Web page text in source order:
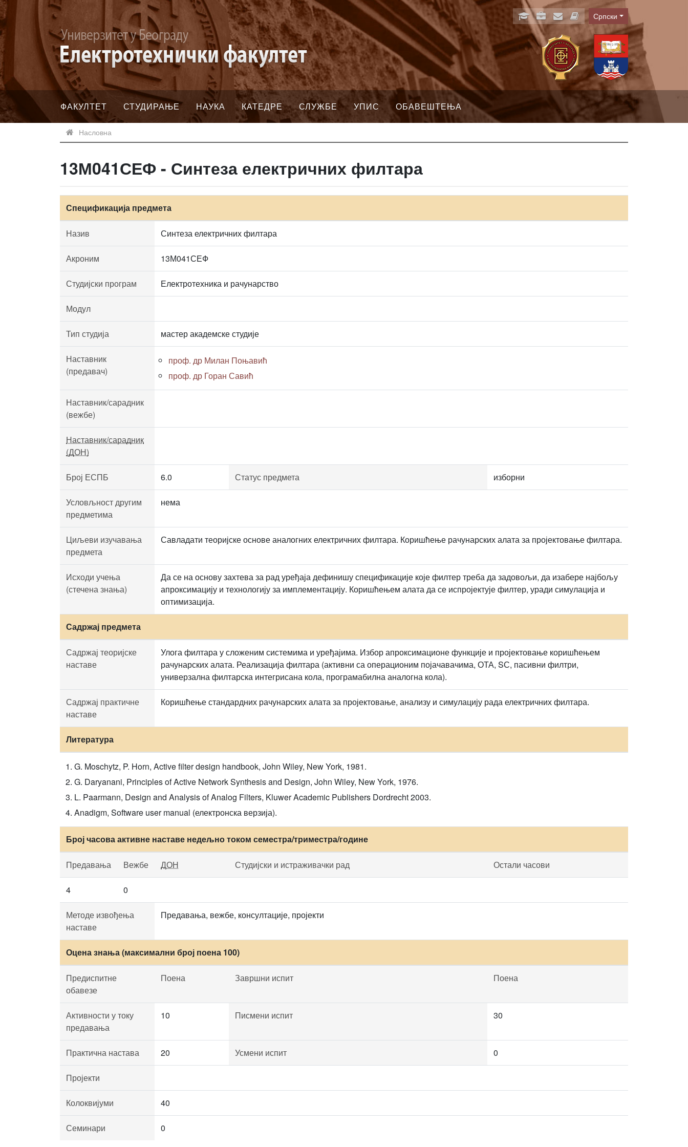
Language
Српски
ФАКУЛТЕТ СТУДИРАЊЕ НАУКА КАТЕДРЕ СЛУЖБЕ УПИС ОБАВЕШТЕЊА
Насловна
13М041СЕФ - Синтеза електричних филтара
Спецификација предмета
Назив Синтеза електричних филтара
Акроним 13М041СЕФ
Студијски програм Електротехника и рачунарство
Модул
Тип студија мастер академске студије
Наставник
(предавач)
проф. др Милан Поњавић
проф. др Горан Савић
Наставник/сарадник
(вежбе)
Наставник/сарадник
(ДОН)
Број ЕСПБ 6.0 Статус предмета изборни
Условљност другим
предметима
нема
Циљеви изучавања
предмета
Савладати теоријске основе аналогних електричних филтара. Коришћење рачунарских алата за пројектовање филтара.
Исходи учења
(стечена знања)
Да се на основу захтева за рад уређаја дефинишу спецификације које филтер треба да задовољи, да изабере најбољу
апроксимацију и технологију за имплементацију. Коришћењем алата да се испројектује филтер, уради симулација и
оптимизација.
Садржај предмета
Садржај теоријске
наставе
Улога филтара у сложеним системима и уређајима. Избор апроксимационе функције и пројектовање коришћењем
рачунарских алата. Реализација филтара (активни са операционим појачавачима, ОТА, SС, пасивни филтри,
универзална филтарска интегрисана кола, програмабилна аналогна кола).
Садржај практичне
наставе
Коришћење стандардних рачунарских алата за пројектовање, анализу и симулацију рада електричних филтара.
Литература
G. Moschytz, P. Horn, Active filter design handbook, John Wiley, New York, 1981.
G. Daryanani, Principles of Active Network Synthesis and Design, John Wiley, New York, 1976.
L. Paarmann, Design and Analysis of Analog Filters, Kluwer Academic Publishers Dordrecht 2003.
Anadigm, Software user manual (електронска верзија).
Број часова активне наставе недељно током семестра/триместра/године
Предавања Вежбе ДОН Студијски и истраживачки рад Остали часови
4 0
Методе извођења
наставе
Предавања, вежбе, консултације, пројекти
Оцена знања (максимални број поена 100)
Предиспитне
обавезе
Поена Завршни испит Поена
Активности у току
предавања
10 Писмени испит 30
Практична настава 20 Усмени испит 0
Пројекти
Колоквијуми 40
Семинари 0